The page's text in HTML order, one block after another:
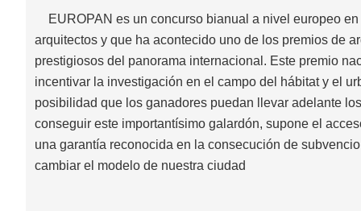
EUROPAN es un concurso bianual a nivel europeo
arquitectos y que ha acontecido uno de los premios de
prestigiosos del panorama internacional. Este premio
incentivar la investigación en el campo del hábitat y el
posibilidad que los ganadores puedan llevar adelante
conseguir este importantísimo galardón, supone el
una garantía reconocida en la consecución de
cambiar el modelo de nuestra ciudad